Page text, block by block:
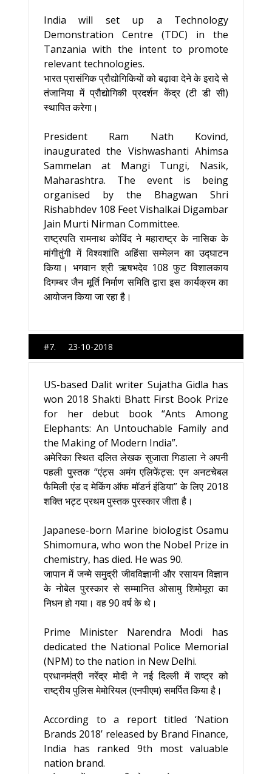
India will set up a Technology
Demonstration Centre (TDC) in the
Tanzania with the intent to promote
relevant technologies.
भारत प्रासंगिक प्रौद्योगिकियों को बढ़ावा देने के इरादे से
तंजानिया में प्रौद्योगिकी प्रदर्शन केंद्र (टी डी सी)
स्थापित करेगा।
President Ram Nath Kovind,
inaugurated the Vishwashanti Ahimsa
Sammelan at Mangi Tungi, Nasik,
Maharashtra. The event is being
organised by the Bhagwan Shri
Rishabhdev 108 Feet Vishalkai Digambar
Jain Murti Nirman Committee.
राष्ट्रपति रामनाथ कोविंद ने महाराष्ट्र के नासिक के
मांगीतुंगी में विश्वशांति अहिंसा सम्मेलन का उद्घाटन
किया। भगवान श्री ऋषभदेव 108 फुट विशालकाय
दिगम्बर जैन मूर्ति निर्माण समिति द्वारा इस कार्यक्रम का
आयोजन किया जा रहा है।
#7. 23-10-2018
US-based Dalit writer Sujatha Gidla has
won 2018 Shakti Bhatt First Book Prize
for her debut book “Ants Among
Elephants: An Untouchable Family and
the Making of Modern India”.
अमेरिका स्थित दलित लेखक सुजाता गिडाला ने अपनी
पहली पुस्तक “एंट्स अमंग एलिफेंट्स: एन अनटचेबल
फैमिली एंड द मेकिंग ऑफ मॉडर्न इंडिया” के लिए 2018
शक्ति भट्ट प्रथम पुस्तक पुरस्कार जीता है।
Japanese-born Marine biologist Osamu
Shimomura, who won the Nobel Prize in
chemistry, has died. He was 90.
जापान में जन्मे समुद्री जीवविज्ञानी और रसायन विज्ञान
के नोबेल पुरस्कार से सम्मानित ओसामु शिमोमूरा का
निधन हो गया। वह 90 वर्ष के थे।
Prime Minister Narendra Modi has
dedicated the National Police Memorial
(NPM) to the nation in New Delhi.
प्रधानमंत्री नरेंद्र मोदी ने नई दिल्ली में राष्ट्र को
राष्ट्रीय पुलिस मेमोरियल (एनपीएम) समर्पित किया है।
According to a report titled ‘Nation
Brands 2018’ released by Brand Finance,
India has ranked 9th most valuable
nation brand.